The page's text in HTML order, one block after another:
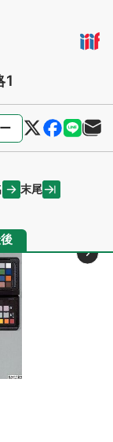
1
末尾